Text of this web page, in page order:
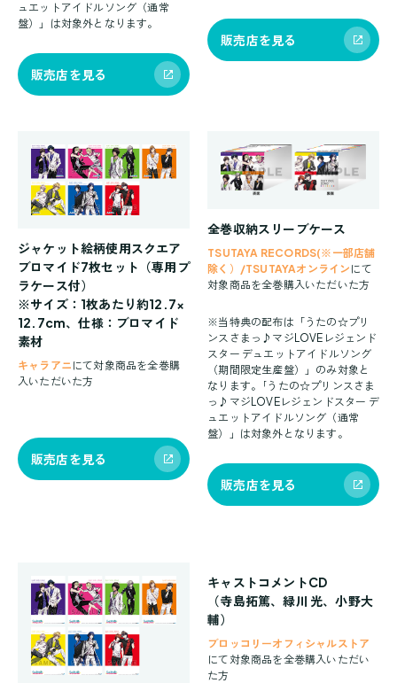
ュエットアイドルソング（通常
盤）」は対象外となります。
販売店を見る
販売店を見る
ジャケット絵柄使用スクエア
ブロマイド7枚セット（専用プ
ラケース付）
※サイズ：1枚あたり約12.7×
12.7cm、仕様：ブロマイド
素材
キャラアニ にて対象商品を全巻購
入いただいた方
販売店を見る
全巻収納スリーブケース
TSUTAYA RECORDS(※一部店舗
除く）/TSUTAYAオンライン にて
対象商品を全巻購入いただいた方
※当特典の配布は「うたの☆プリ
ンスさまっ♪マジLOVEレジェンド
スター デュエットアイドルソング
（期間限定生産盤）」のみ対象と
なります。｢うたの☆プリンスさま
っ♪マジLOVEレジェンドスター デ
ュエットアイドルソング（通常
盤）」は対象外となります。
販売店を見る
キャストコメントCD
（寺島拓篤、緑川 光、小野大
輔）
ブロッコリーオフィシャルストア
にて対象商品を全巻購入いただい
た方